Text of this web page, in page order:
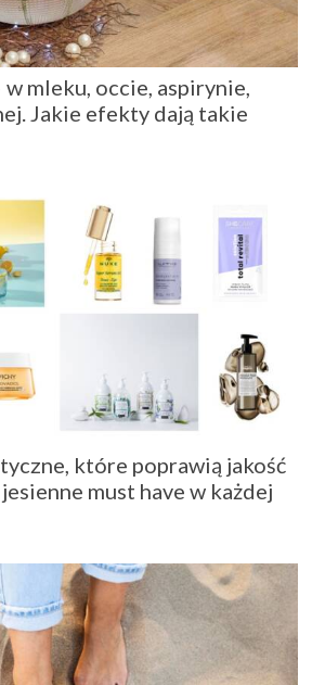
mleku, occie, aspirynie,
Jakie efekty dają takie
które poprawią jakość
must have w każdej